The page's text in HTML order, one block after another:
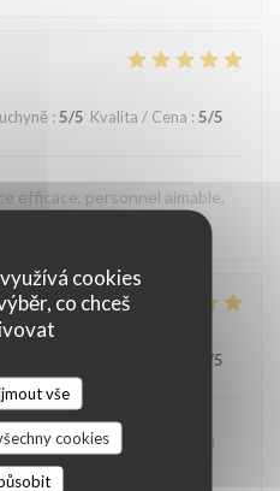
cookies
co chceš
vše
cookies
: 5/5 Kvalita / Cena : 5/5
efficace, personnel aimable,
/5
locaux, l'accueil et au